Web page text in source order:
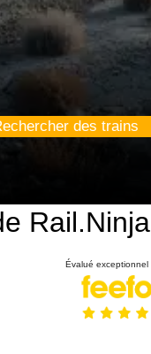
des trains
Rail.Ninja
Évalué exceptionnel